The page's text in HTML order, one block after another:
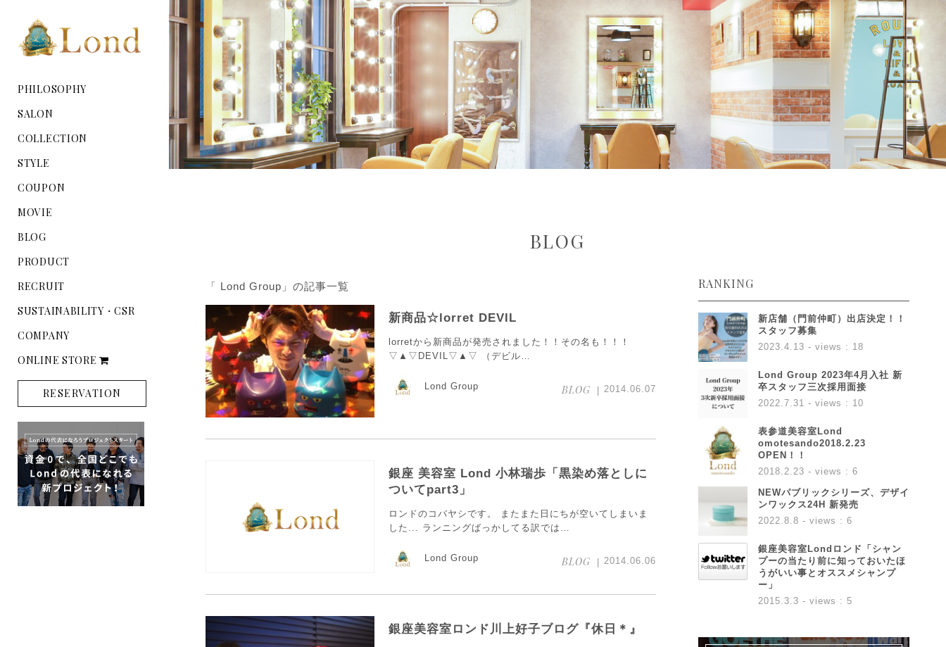
PHILOSOPHY
SALON
COLLECTION
STYLE
COUPON
MOVIE
BLOG
PRODUCT
RECRUIT
SUSTAINABILITY・CSR
COMPANY
ONLINE STORE
RESERVATION
BLOG
「 Lond Group」の記事一覧
新商品☆lorret DEVIL
lorretから新商品が発売されました！！その名も！！！
▽▲▽DEVIL▽▲▽ （デビル…
Lond Group BLOG 2014.06.07
銀座 美容室 Lond 小林瑞歩「黒染め落としに
ついてpart3」
ロンドのコバヤシです。 またまた日にちが空いてしまいま
した... ランニングばっかしてる訳では…
Lond Group BLOG 2014.06.06
銀座美容室ロンド川上好子ブログ『休日＊』
RANKING
新店舗（門前仲町）出店決定！！
スタッフ募集
2023.4.13 - views : 18
Lond Group 2023年4月入社 新
卒スタッフ三次採用面接
2022.7.31 - views : 10
表参道美容室Lond
omotesando2018.2.23
OPEN！！
2018.2.23 - views : 6
NEWパブリックシリーズ、デザイ
ンワックス24H 新発売
2022.8.8 - views : 6
銀座美容室Londロンド「シャン
プーの当たり前に知っておいたほ
うがいい事とオススメシャンプ
ー」
2015.3.3 - views : 5